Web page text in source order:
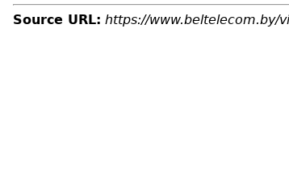
Source URL: https://www.beltelecom.by/